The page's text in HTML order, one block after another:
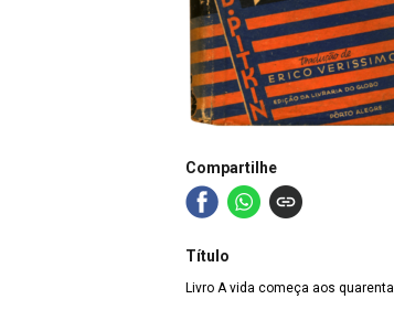
Compartilhe
Título
Livro A vida começa aos quarenta